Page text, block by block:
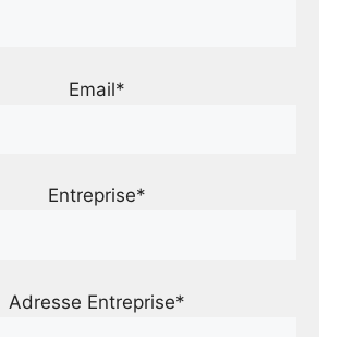
Email*
Entreprise*
Adresse Entreprise*